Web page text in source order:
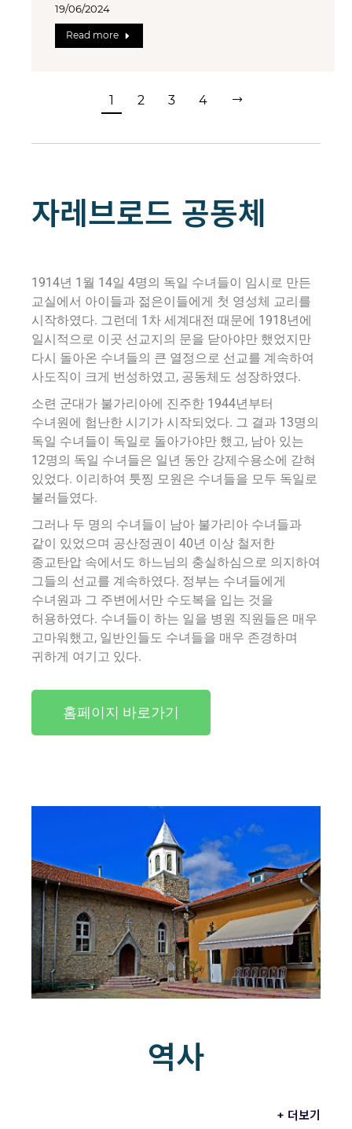
19/06/2024
Read more
1 2 3 4
자레브로드 공동체
1914년 1월 14일 4명의 독일 수녀들이 임시로 만든
교실에서 아이들과 젊은이들에게 첫 영성체 교리를
시작하였다. 그런데 1차 세계대전 때문에 1918년에
일시적으로 이곳 선교지의 문을 닫아야만 했었지만
다시 돌아온 수녀들의 큰 열정으로 선교를 계속하여
사도직이 크게 번성하였고, 공동체도 성장하였다.
소련 군대가 불가리아에 진주한 1944년부터
수녀원에 험난한 시기가 시작되었다. 그 결과 13명의
독일 수녀들이 독일로 돌아가야만 했고, 남아 있는
12명의 독일 수녀들은 일년 동안 강제수용소에 갇혀
있었다. 이리하여 툿찡 모원은 수녀들을 모두 독일로
불러들였다.
그러나 두 명의 수녀들이 남아 불가리아 수녀들과
같이 있었으며 공산정권이 40년 이상 철저한
종교탄압 속에서도 하느님의 충실하심으로 의지하여
그들의 선교를 계속하였다. 정부는 수녀들에게
수녀원과 그 주변에서만 수도복을 입는 것을
허용하였다. 수녀들이 하는 일을 병원 직원들은 매우
고마워했고, 일반인들도 수녀들을 매우 존경하며
귀하게 여기고 있다.
홈페이지 바로가기
역사
+ 더보기